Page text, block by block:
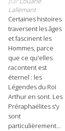
Lallemant
Certaines histoires
traversent les âges
et fascinent les
Hommes, parce
que ce qu'elles
racontent est
éternel : les
Légendes du Roi
Arthur en sont. Les
Préraphaélites s'y
sont
particulièrement...